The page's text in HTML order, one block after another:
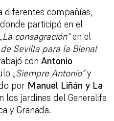
diferentes compañías,
participó en el
„La consagración“en el
Sevilla para la Bienal
con Antonio
„Siempre Antonio“y
por Manuel Liñán y La
los jardines del Generalife
y Granada.